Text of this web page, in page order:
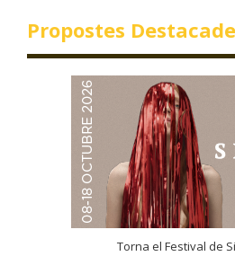
Propostes
Torna el Festival de